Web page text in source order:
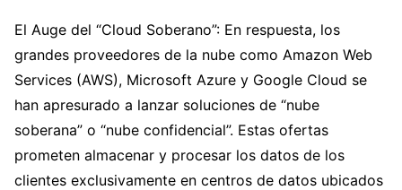
El Auge del “Cloud Soberano”: En respuesta, los
grandes proveedores de la nube como Amazon Web
Services (AWS), Microsoft Azure y Google Cloud se
han apresurado a lanzar soluciones de “nube
soberana” o “nube confidencial”. Estas ofertas
prometen almacenar y procesar los datos de los
clientes exclusivamente en centros de datos ubicados